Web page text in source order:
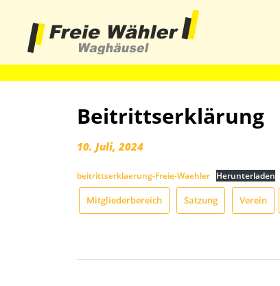
Beitrittserklärung
10. Juli, 2024
beitrittserklaerung-Freie-Waehler Herunterladen
Mitgliederbereich Satzung Verein